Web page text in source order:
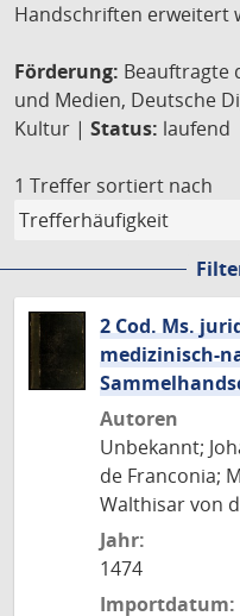
Handschriften erweitert
Förderung: Beauftragte
und Medien, Deutsche
Kultur | Status: laufend
1 Treffer sortiert nach
2 Cod. Ms.
medizinisch-
Autoren
Unbekannt;
de Franconia;
Walthisar von
Jahr:
1474
Importdatum: